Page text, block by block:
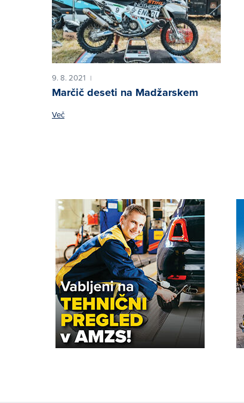
9. 8. 2021 |
Marčič deseti na Madžarskem
Več